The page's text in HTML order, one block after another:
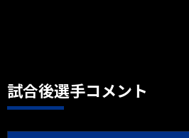
試合後選手コメント